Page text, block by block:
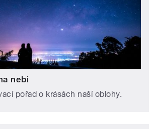
nebi
pořad o krásách naší oblohy.